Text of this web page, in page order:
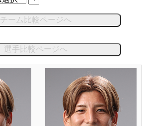
チーム比較ページへ
選手比較ページへ